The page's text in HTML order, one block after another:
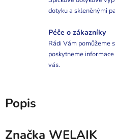
dotyku a skleněnými
Péče o zákazníky
Rádi Vám pomůžeme
poskytneme
vás.
Popis
Značka WELAIK